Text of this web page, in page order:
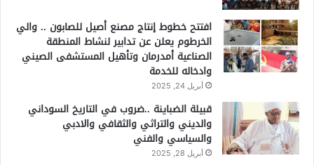
افتتح خطوط إنتاج مصنع أصيل للصابون .. والي
الخرطوم يعلن عن تدابير لنشاط المنطقة
الصناعية أمدرمان وتأهيل المستشفى الصيني
وادخاله للخدمة
أبريل 24, 2025
قبيلة الضباينة ..ضروب في التاريخ السوداني
والديني والتراثي والثقافي والادبي
والسياسي والفني
أبريل 28, 2025